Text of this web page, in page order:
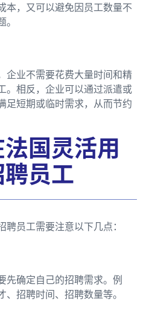
本，又可以避免因员工数量不
企业不需要花费大量时间和精
。相反，企业可以通过派遣或
足短期或临时需求，从而节约
国灵活用
员工
员工需要注意以下几点：
先确定自己的招聘需求。例
招聘时间、招聘数量等。